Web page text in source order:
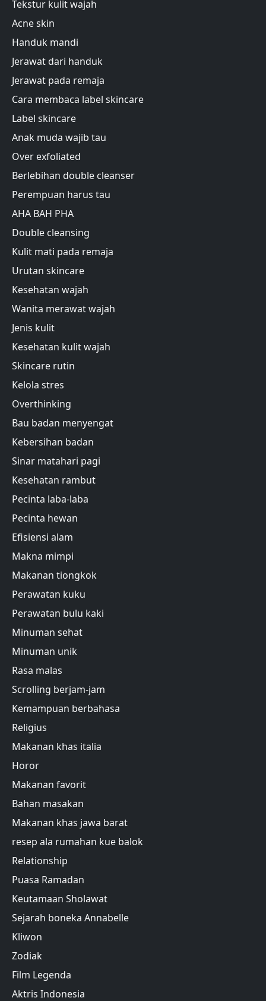
Tekstur kulit wajah
Acne skin
Handuk mandi
Jerawat dari handuk
Jerawat pada remaja
Cara membaca label skincare
Label skincare
Anak muda wajib tau
Over exfoliated
Berlebihan double cleanser
Perempuan harus tau
AHA BAH PHA
Double cleansing
Kulit mati pada remaja
Urutan skincare
Kesehatan wajah
Wanita merawat wajah
Jenis kulit
Kesehatan kulit wajah
Skincare rutin
Kelola stres
Overthinking
Bau badan menyengat
Kebersihan badan
Sinar matahari pagi
Kesehatan rambut
Pecinta laba-laba
Pecinta hewan
Efisiensi alam
Makna mimpi
Makanan tiongkok
Perawatan kuku
Perawatan bulu kaki
Minuman sehat
Minuman unik
Rasa malas
Scrolling berjam-jam
Kemampuan berbahasa
Religius
Makanan khas italia
Horor
Makanan favorit
Bahan masakan
Makanan khas jawa barat
resep ala rumahan kue balok
Relationship
Puasa Ramadan
Keutamaan Sholawat
Sejarah boneka Annabelle
Kliwon
Zodiak
Film Legenda
Aktris Indonesia